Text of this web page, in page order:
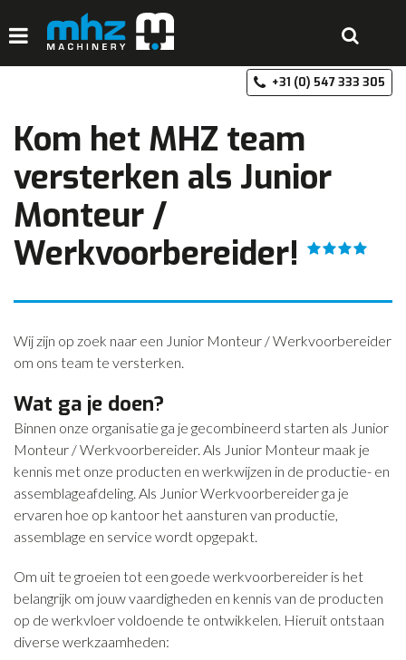
DISCIPLINES
PRODUCTEN
MACHINEVERHUUR
GALERIJ
VACATURES
OFFERTE
CONTACT
NIEUWS
Kom het MHZ team
versterken als Junior
Monteur /
Werkvoorbereider!
Wij zijn op zoek naar een Junior Monteur / Werkvoorbereider
om ons team te versterken.
Wat ga je doen?
Binnen onze organisatie ga je gecombineerd starten als Junior
Monteur / Werkvoorbereider. Als Junior Monteur maak je
kennis met onze producten en werkwijzen in de productie- en
assemblageafdeling. Als Junior Werkvoorbereider ga je
ervaren hoe op kantoor het aansturen van productie,
assemblage en service wordt opgepakt.
Om uit te groeien tot een goede werkvoorbereider is het
belangrijk om jouw vaardigheden en kennis van de producten
op de werkvloer voldoende te ontwikkelen. Hieruit ontstaan
diverse werkzaamheden: